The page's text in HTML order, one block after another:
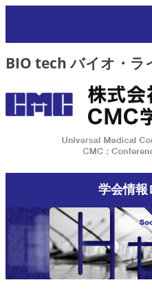
BIO tech バイオ・ラ
学会情報